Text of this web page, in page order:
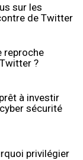
sur les
de Twitter
reproche
?
à investir
sécurité
privilégier